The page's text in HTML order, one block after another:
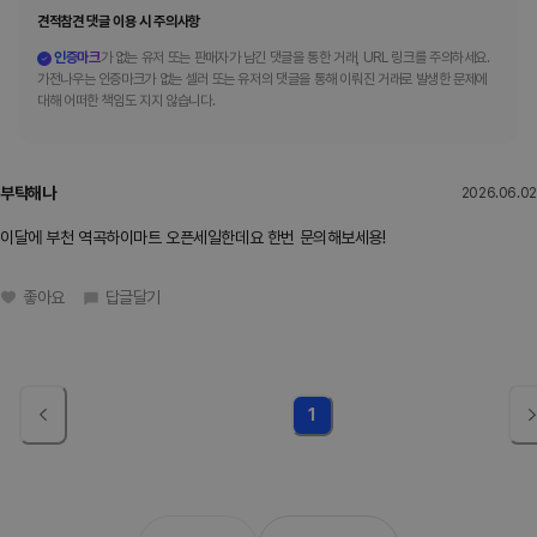
견적참견 댓글 이용 시 주의사항
인증마크가 없는 유저 또는 판매자가 남긴 댓글을 통한 거래, URL 링크를 주의하세요.
가전나우는 인증마크가 없는 셀러 또는 유저의 댓글을 통해 이뤄진 거래로 발생한 문제에
대해 어떠한 책임도 지지 않습니다.
부탁해나 2026.06.02
이달에 부천 역곡하이마트 오픈세일한데요 한번 문의해보세용!
좋아요 답글달기
1